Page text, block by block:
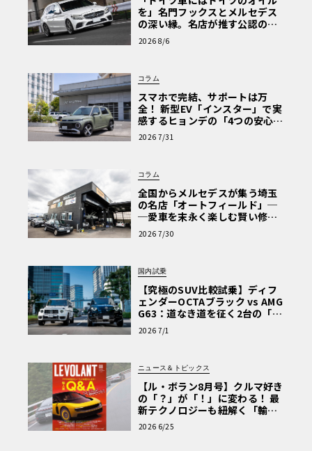
を」名門フックスとメルセデス
の深い縁。名店が推す公認の安
心と、Cクラスで味わうシルキー
な走り〈PR〉
2026 8/6
コラム
スマホで完結、サポートは万
全！ 新型EV「インスター」で実
感するヒョンデの「4つの安心」
【第1回・ヒョンデ6つの疑問：
Why? Hyundai?】〈PR〉
2026 7/31
コラム
全国からメルセデスが集う埼玉
の名店「オートフィールド」─
─愛車を末永く楽しむ賢い修理
術と、プロがフックス製オイル
を選ぶ理由〈PR〉
2026 7/30
国内試乗
【究極のSUV比較試乗】ディフ
ェンダーOCTAブラック vs AMG
G63：道なき道を征く2台の「対
極的アプローチ」
2026 7/1
ニュース＆トピックス
【ル・ボラン8月号】クルマ好き
の「？」が「！」に変わる！ 最
新テクノロジーも紐解く「輸入
車Q&A」
2026 6/25